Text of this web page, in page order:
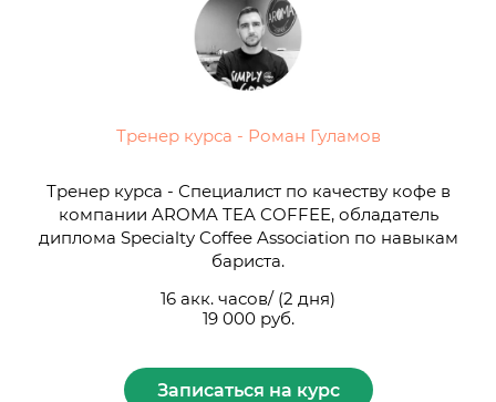
Тренер курса - Роман Гуламов
Тренер курса - Специалист по качеству кофе в
компании AROMA TEA COFFEE, обладатель
диплома Specialty Coffee Association по навыкам
бариста.
16 акк. часов/ (2 дня)
19 000 руб.
Записаться на курс